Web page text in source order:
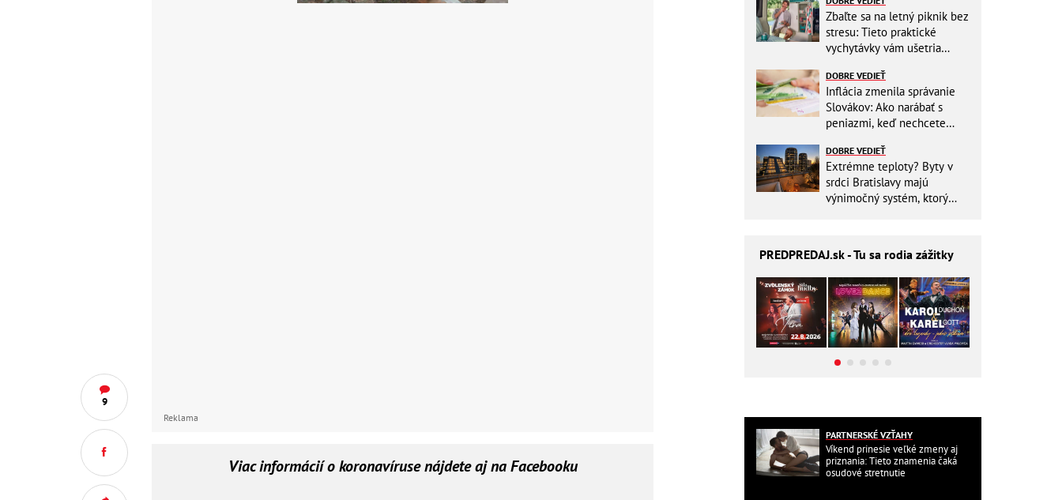
9
Reklama
Viac informácií o koronavíruse nájdete aj na Facebooku
Zbaľte sa na letný piknik bez
stresu: Tieto praktické
vychytávky vám ušetria
DOBRE VEDIEŤ
Inflácia zmenila správanie
Slovákov: Ako narábať s
peniazmi, keď nechcete
DOBRE VEDIEŤ
Extrémne teploty? Byty v
srdci Bratislavy majú
výnimočný systém, ktorý
PREDPREDAJ.sk - Tu sa rodia zážitky
PARTNERSKÉ VZŤAHY
Víkend prinesie veľké zmeny aj
priznania: Tieto znamenia čaká
osudové stretnutie